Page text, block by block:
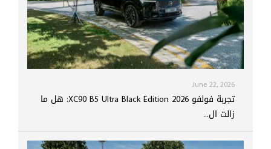
June 22, 2026
تجربة فولفو XC90 B5 Ultra Black Edition 2026: هل ما
زالت ال...